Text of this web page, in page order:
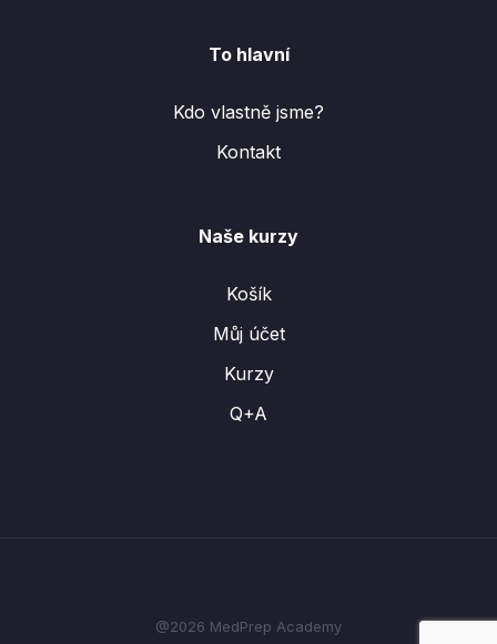
To hlavní
Kdo vlastně jsme?
Kontakt
Naše kurzy
Košík
Můj účet
Kurzy
Q+A
@2026 MedPrep Academy